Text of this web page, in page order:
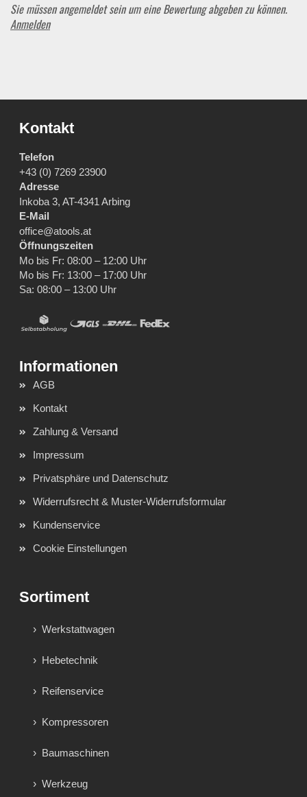
Sie müssen angemeldet sein um eine Bewertung abgeben zu können.
Anmelden
Kontakt
Telefon
+43 (0) 7269 23900
Adresse
Inkoba 3, AT-4341 Arbing
E-Mail
office@atools.at
Öffnungszeiten
Mo bis Fr: 08:00 – 12:00 Uhr
Mo bis Fr: 13:00 – 17:00 Uhr
Sa: 08:00 – 13:00 Uhr
AGB
Kontakt
Zahlung & Versand
Impressum
Privatsphäre und Datenschutz
Widerrufsrecht & Muster-Widerrufsformular
Kundenservice
Cookie Einstellungen
Sortiment
Werkstattwagen
Hebetechnik
Reifenservice
Kompressoren
Baumaschinen
Werkzeug